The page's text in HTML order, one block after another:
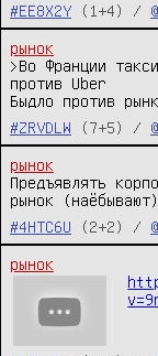
#EE8X2Y
(1+4) /
рынок
>Во Франции
против Uber
Быдло против
#ZRVDLW
(7+5) /
рынок
Предъявлять
рынок
#4HTC6U
(2+2) /
рынок